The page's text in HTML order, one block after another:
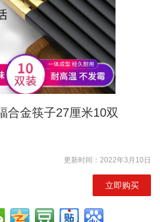
合金筷子27厘米10双
更新时间：2022年3月10日
立即购买